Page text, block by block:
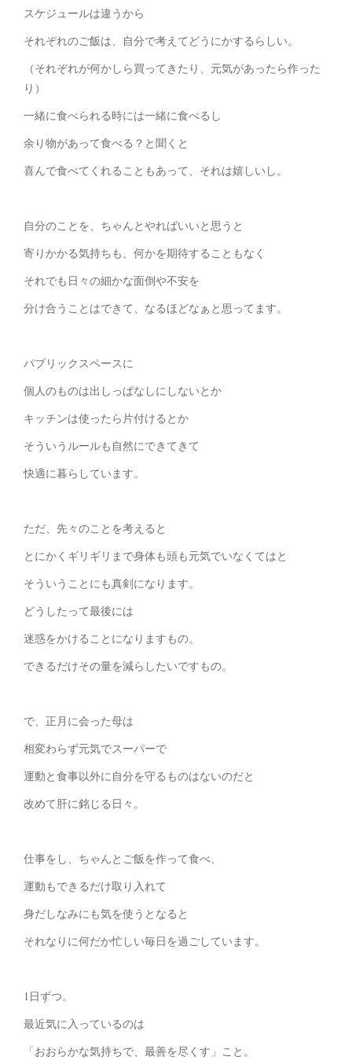
スケジュールは違うから
それぞれのご飯は、自分で考えてどうにかするらしい。
（それぞれが何かしら買ってきたり、元気があったら作った
り）
一緒に食べられる時には一緒に食べるし
余り物があって食べる？と聞くと
喜んで食べてくれることもあって、それは嬉しいし。
自分のことを、ちゃんとやればいいと思うと
寄りかかる気持ちも、何かを期待することもなく
それでも日々の細かな面倒や不安を
分け合うことはできて、なるほどなぁと思ってます。
パブリックスペースに
個人のものは出しっぱなしにしないとか
キッチンは使ったら片付けるとか
そういうルールも自然にできてきて
快適に暮らしています。
ただ、先々のことを考えると
とにかくギリギリまで身体も頭も元気でいなくてはと
そういうことにも真剣になります。
どうしたって最後には
迷惑をかけることになりますもの。
できるだけその量を減らしたいですもの。
で、正月に会った母は
相変わらず元気でスーパーで
運動と食事以外に自分を守るものはないのだと
改めて肝に銘じる日々。
仕事をし、ちゃんとご飯を作って食べ、
運動もできるだけ取り入れて
身だしなみにも気を使うとなると
それなりに何だか忙しい毎日を過ごしています。
1日ずつ。
最近気に入っているのは
「おおらかな気持ちで、最善を尽くす」こと。